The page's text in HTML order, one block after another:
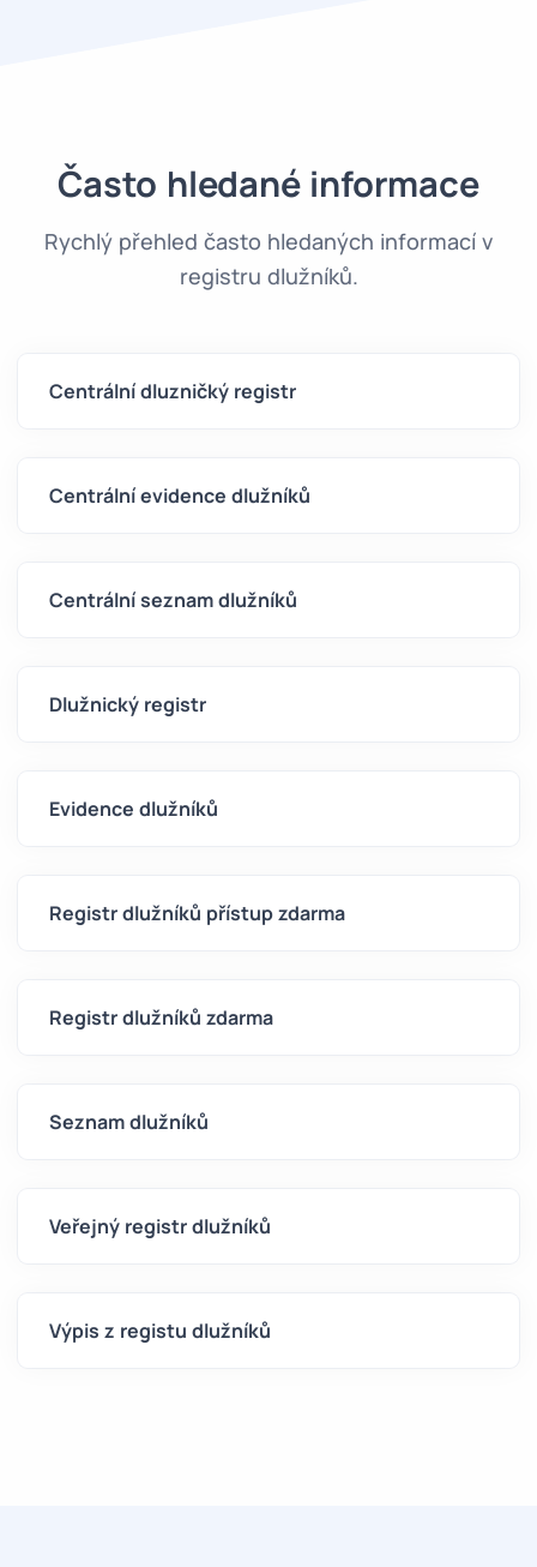
Často hledané informace
Rychlý přehled často hledaných informací v
registru dlužníků.
Centrální dluzničký registr
Centrální evidence dlužníků
Centrální seznam dlužníků
Dlužnický registr
Evidence dlužníků
Registr dlužníků přístup zdarma
Registr dlužníků zdarma
Seznam dlužníků
Veřejný registr dlužníků
Výpis z registu dlužníků